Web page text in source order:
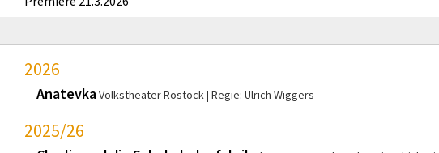
2026
AnatevkaVolkstheater Rostock Regie: Ulrich Wiggers
2025/26